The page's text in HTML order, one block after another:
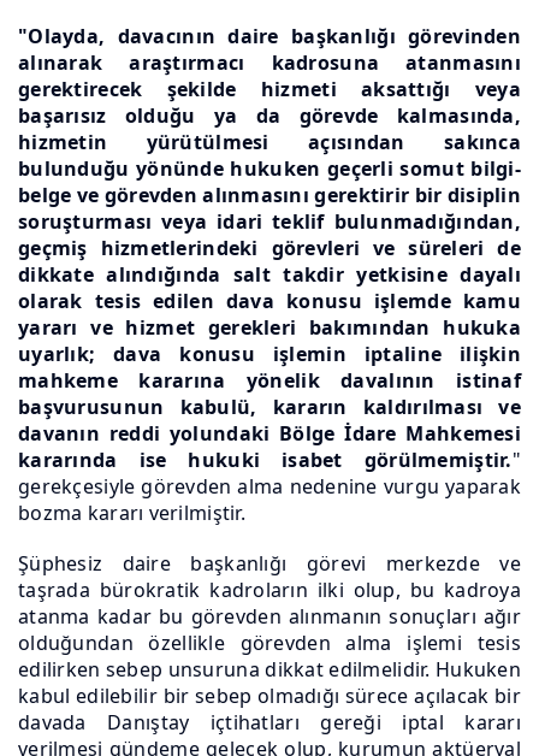
"Olayda, davacının daire başkanlığı görevinden
alınarak araştırmacı kadrosuna atanmasını
gerektirecek şekilde hizmeti aksattığı veya
başarısız olduğu ya da görevde kalmasında,
hizmetin yürütülmesi açısından sakınca
bulunduğu yönünde hukuken geçerli somut bilgi-
belge ve görevden alınmasını gerektirir bir disiplin
soruşturması veya idari teklif bulunmadığından,
geçmiş hizmetlerindeki görevleri ve süreleri de
dikkate alındığında salt takdir yetkisine dayalı
olarak tesis edilen dava konusu işlemde kamu
yararı ve hizmet gerekleri bakımından hukuka
uyarlık; dava konusu işlemin iptaline ilişkin
mahkeme kararına yönelik davalının istinaf
başvurusunun kabulü, kararın kaldırılması ve
davanın reddi yolundaki Bölge İdare Mahkemesi
kararında ise hukuki isabet görülmemiştir."
gerekçesiyle görevden alma nedenine vurgu yaparak
bozma kararı verilmiştir.
Şüphesiz daire başkanlığı görevi merkezde ve
taşrada bürokratik kadroların ilki olup, bu kadroya
atanma kadar bu görevden alınmanın sonuçları ağır
olduğundan özellikle görevden alma işlemi tesis
edilirken sebep unsuruna dikkat edilmelidir. Hukuken
kabul edilebilir bir sebep olmadığı sürece açılacak bir
davada Danıştay içtihatları gereği iptal kararı
verilmesi gündeme gelecek olup, kurumun aktüeryal